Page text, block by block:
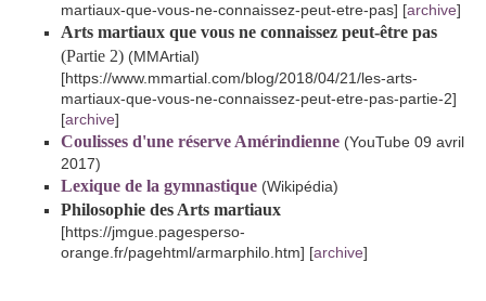
martiaux-que-vous-ne-connaissez-peut-etre-pas] [archive]
Arts martiaux que vous ne connaissez peut-être pas
(Partie 2) (MMArtial)
[https://www.mmartial.com/blog/2018/04/21/les-arts-
martiaux-que-vous-ne-connaissez-peut-etre-pas-partie-2]
[archive]
Coulisses d'une réserve Amérindienne (YouTube 09 avril
2017)
Lexique de la gymnastique (Wikipédia)
Philosophie des Arts martiaux
[https://jmgue.pagesperso-
orange.fr/pagehtml/armarphilo.htm] [archive]